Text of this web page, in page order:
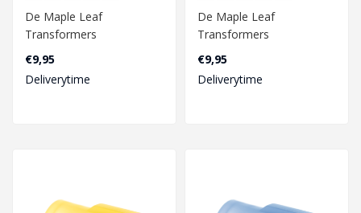
De Maple Leaf
Transformers
Rubber zorgt voor een
verbeterde r..
€9,95
Deliverytime
De Maple Leaf
Transformers
Rubber zorgt voor een
verbeterde r..
€9,95
Deliverytime